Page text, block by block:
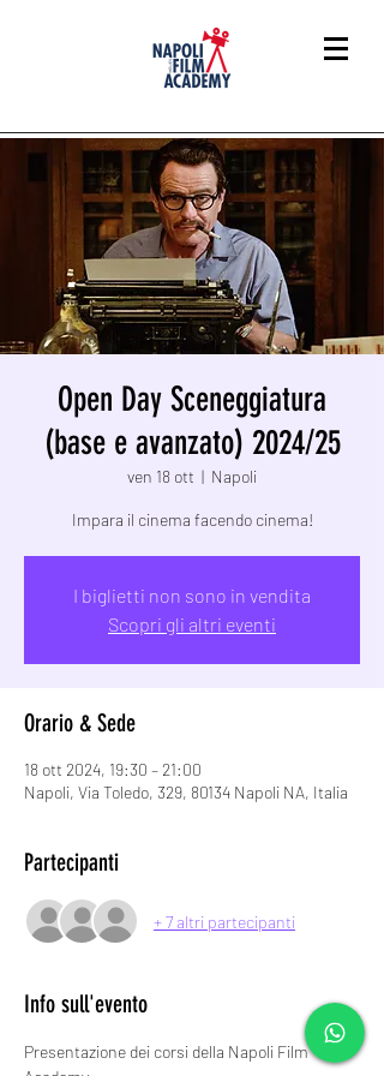
Open Day Sceneggiatura
(base e avanzato) 2024/25
ven 18 ott
  |
Napoli
Impara il cinema facendo cinema!
I biglietti non sono in vendita
Scopri gli altri eventi
Orario & Sede
18 ott 2024, 19:30 – 21:00
Napoli, Via Toledo, 329, 80134 Napoli NA, Italia
Partecipanti
+ 7 altri partecipanti
Info sull'evento
Presentazione dei corsi della Napoli Film